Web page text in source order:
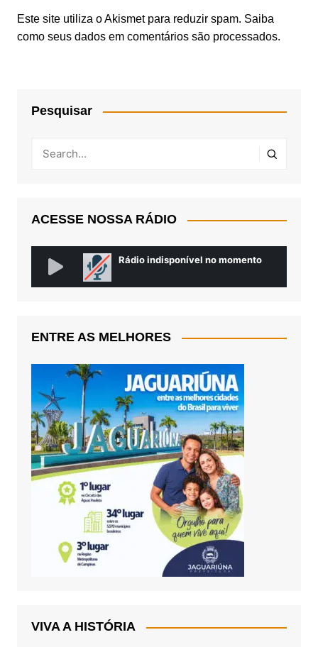
Este site utiliza o Akismet para reduzir spam. Saiba
como seus dados em comentários são processados.
Pesquisar
ACESSE NOSSA RÁDIO
ENTRE AS MELHORES
VIVA A HISTÓRIA